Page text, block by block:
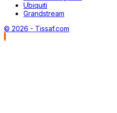
Ubiquiti
Grandstream
© 2026 - Tissaf.com